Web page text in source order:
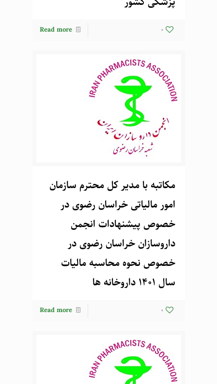
0
Read more
مکاتبه با مدیر کل محترم سازمان
امور مالیاتی خراسان رضوی در
خصوص پیشنهادات انجمن
داروسازان خراسان رضوی در
خصوص نحوه محاسبه مالیات
سال 1401 داروخانه ها
0
Read more